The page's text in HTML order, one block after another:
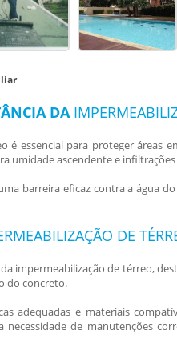
DA
é essencial para proteger áreas
umidade ascendente e
barreira eficaz contra a água
DE
impermeabilização de térreo,
do concreto.
adequadas e materiais
de manutenções